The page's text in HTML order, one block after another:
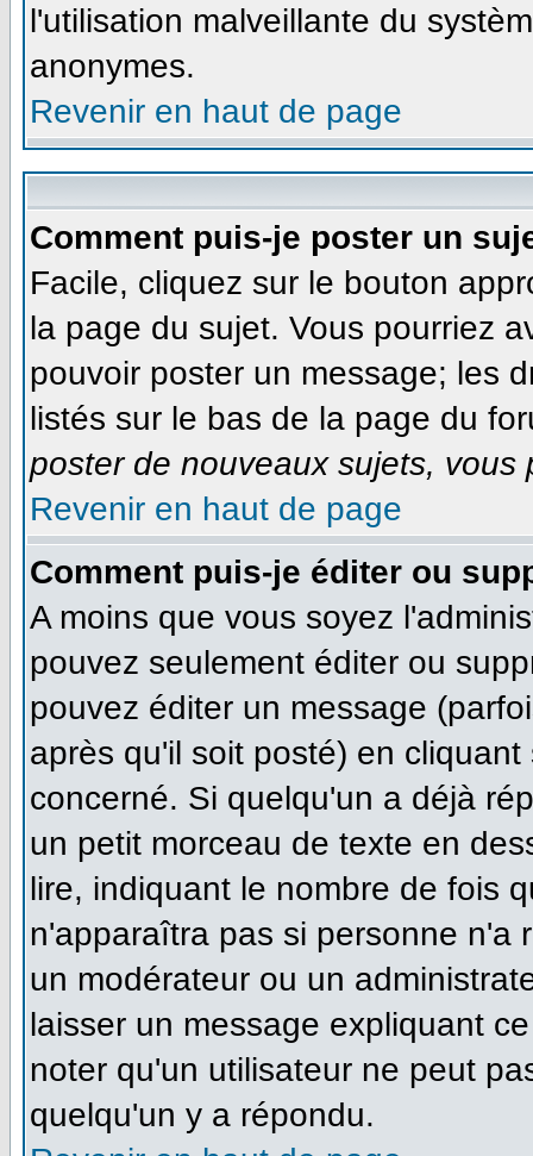
l'utilisation malveillante du
anonymes.
Revenir en haut de page
Comment puis-je poster un
Facile, cliquez sur le bouton
la page du sujet. Vous pourriez
pouvoir poster un message; les
listés sur le bas de la page du
poster de nouveaux sujets, vous
Revenir en haut de page
Comment puis-je éditer ou
A moins que vous soyez
pouvez seulement éditer ou
pouvez éditer un message
après qu'il soit posté) en
concerné. Si quelqu'un a déjà
un petit morceau de texte en
lire, indiquant le nombre de fois
n'apparaîtra pas si personne n'a
un modérateur ou un
laisser un message expliquant
noter qu'un utilisateur ne peut
quelqu'un y a répondu.